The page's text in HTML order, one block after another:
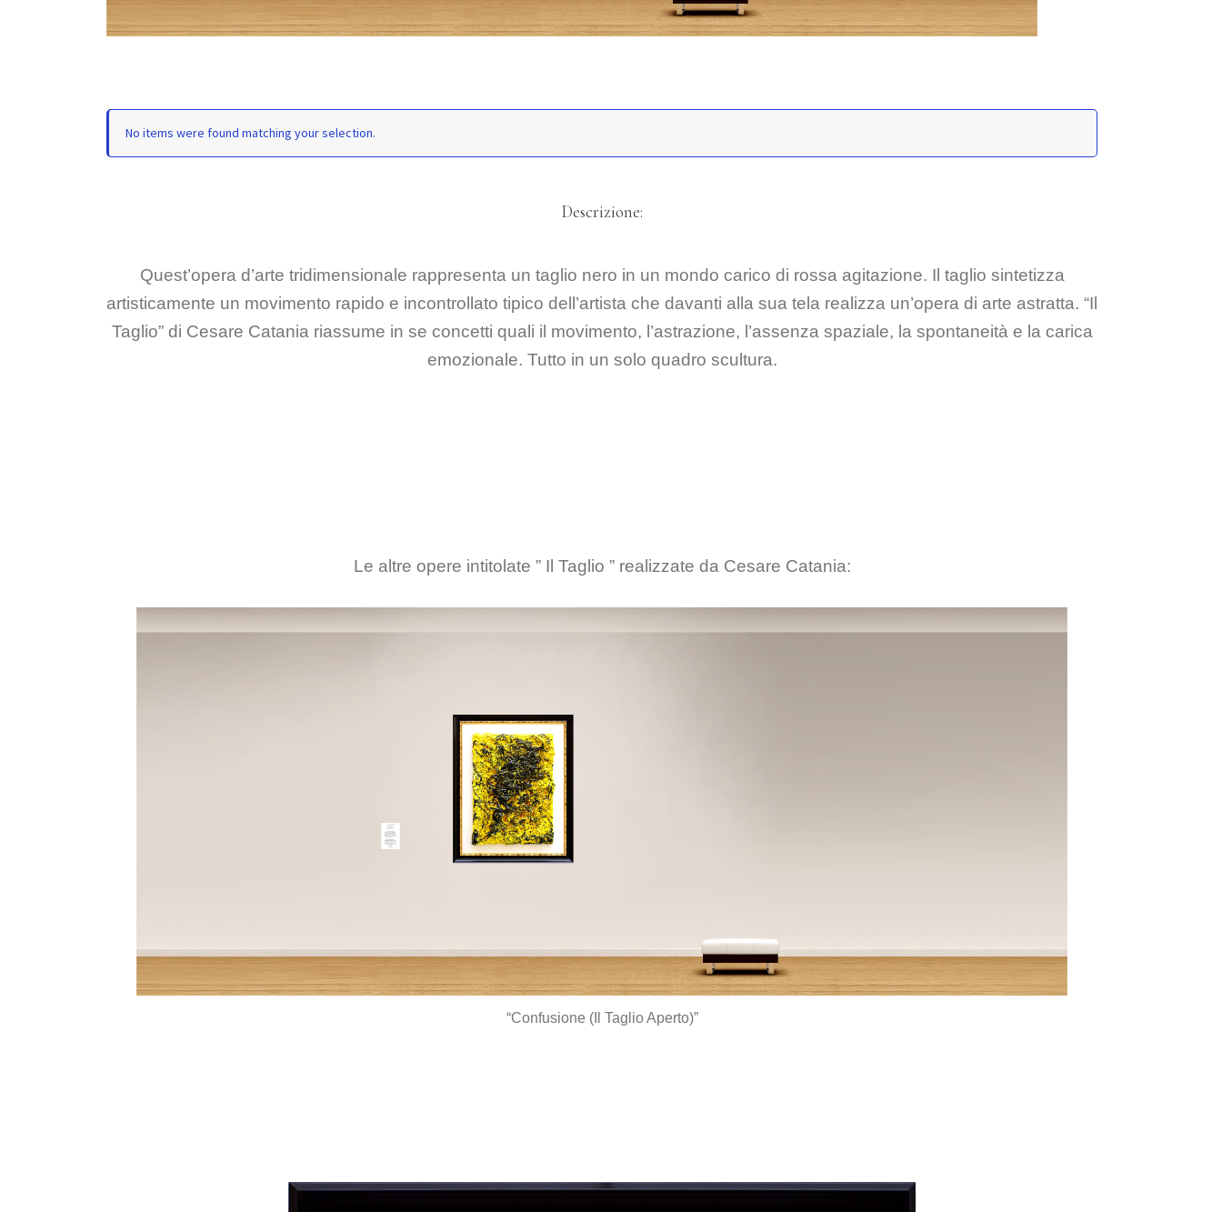
No items were found matching your selection.
Descrizione:
Quest’opera d’arte tridimensionale rappresenta un taglio nero in un mondo carico di rossa agitazione. Il taglio sintetizza
artisticamente un movimento rapido e incontrollato tipico dell’artista che davanti alla sua tela realizza un’opera di arte astratta. “Il
Taglio” di Cesare Catania riassume in se concetti quali il movimento, l’astrazione, l’assenza spaziale, la spontaneità e la carica
emozionale. Tutto in un solo quadro scultura.
Le altre opere intitolate ” Il Taglio ” realizzate da Cesare Catania:
“Confusione (Il Taglio Aperto)”